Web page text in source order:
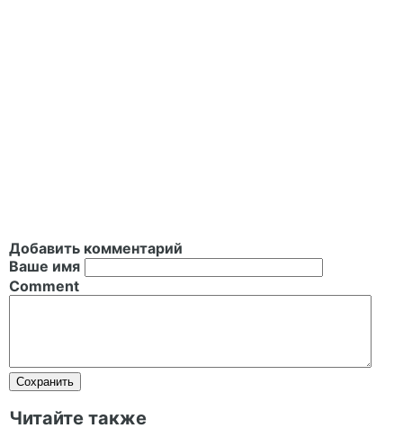
Добавить комментарий
Ваше имя
Comment
Читайте также